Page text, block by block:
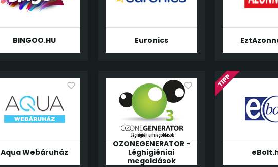
BINGOO.HU Euronics
Aqua Webáruház
OZONEGENERATOR -
Léghigiéniai
megoldások